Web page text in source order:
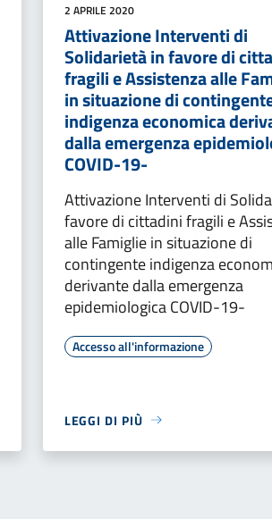
2 APRILE 2020
Attivazione Interventi di
Solidarietà in favore di
fragili e Assistenza alle
in situazione di
indigenza economica
dalla emergenza
COVID-19-
Attivazione Interventi di
favore di cittadini fragili e
alle Famiglie in situazione di
contingente indigenza
derivante dalla emergenza
epidemiologica COVID-19-
Accesso all'informazione
LEGGI DI PIÙ